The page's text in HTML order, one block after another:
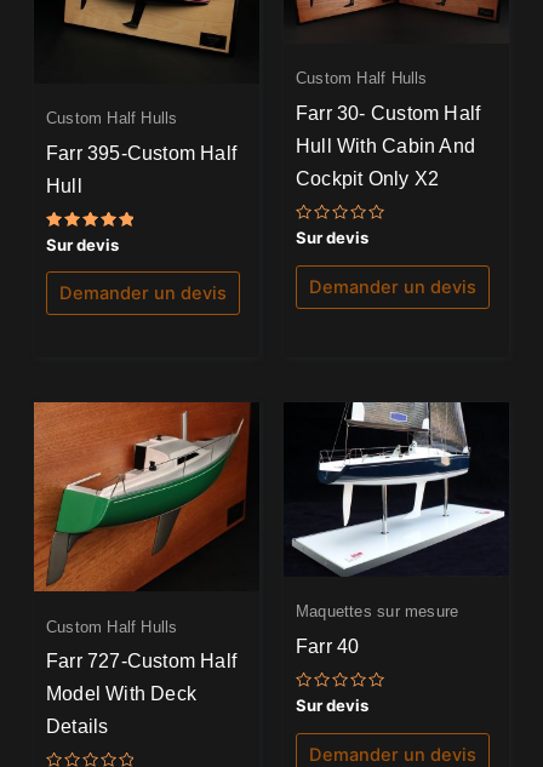
Custom Half Hulls
Farr 395-Custom Half
Hull
Note
5.00
sur 5
Sur devis
Demander un devis
Custom Half Hulls
Farr 30- Custom Half
Hull With Cabin And
Cockpit Only X2
Note
0
sur
Sur devis
Demander un devis
Custom Half Hulls
Farr 727-Custom Half
Model With Deck
Details
Maquettes sur mesure
Farr 40
Note
0
sur
Sur devis
Demander un devis